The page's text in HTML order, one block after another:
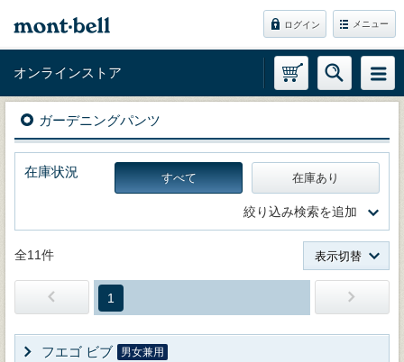
ログイン メニュー
オンラインストア
ガーデニングパンツ
在庫状況 すべて 在庫あり
絞り込み検索を追加
全11件 表示切替
1
フエゴ ビブ 男女兼用